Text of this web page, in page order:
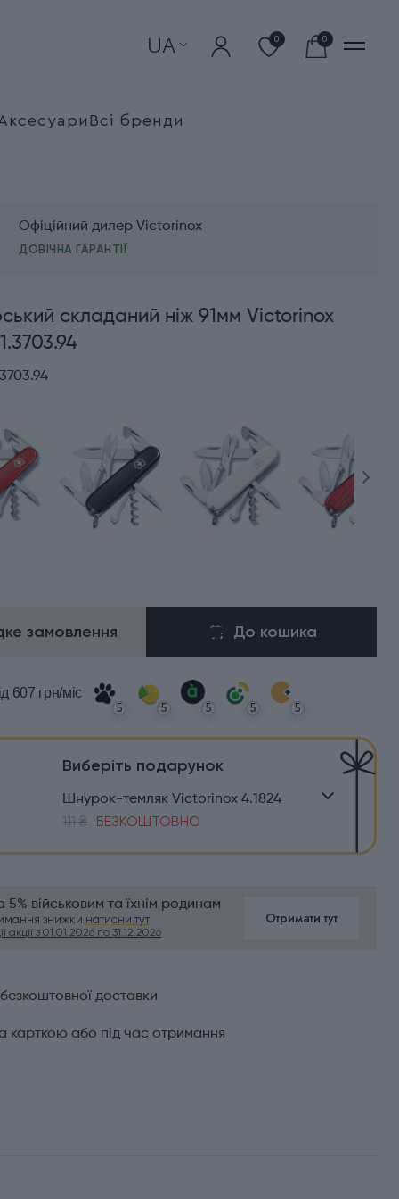
UA 0 0
Всі бренди
Офіційний дилер Victorinox
ДОВІЧНА ГАРАНТІЇ
складаний ніж 91мм Victorinox
замовлення До кошика
607 грн/міс
5 5 5 5 5
Виберіть подарунок
Шнурок-темляк Victorinox 4.1824
111 ₴ БЕЗКОШТОВНО
5% військовим та їхнім родинам
знижки натисни тут
акції з 01.01.2026 по 31.12.2026
Отримати тут
доставки
карткою або під час отримання